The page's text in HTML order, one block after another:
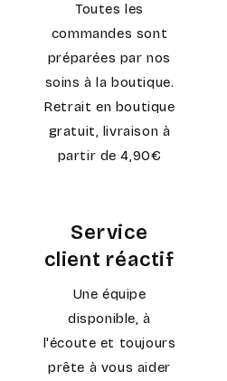
Toutes les
commandes sont
préparées par nos
soins à la boutique.
Retrait en boutique
gratuit, livraison à
partir de 4,90€
Service
client réactif
Une équipe
disponible, à
l'écoute et toujours
prête à vous aider